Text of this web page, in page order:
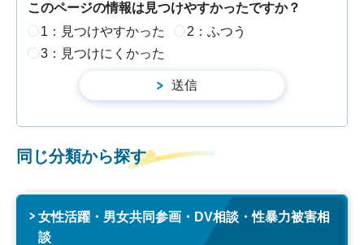
このページの情報は見つけやすかったですか？
1：見つけやすかった
2：ふつう
3：見つけにくかった
同じ分類から探す
女性活躍・男女共同参画・DV相談・性暴力被害相
談